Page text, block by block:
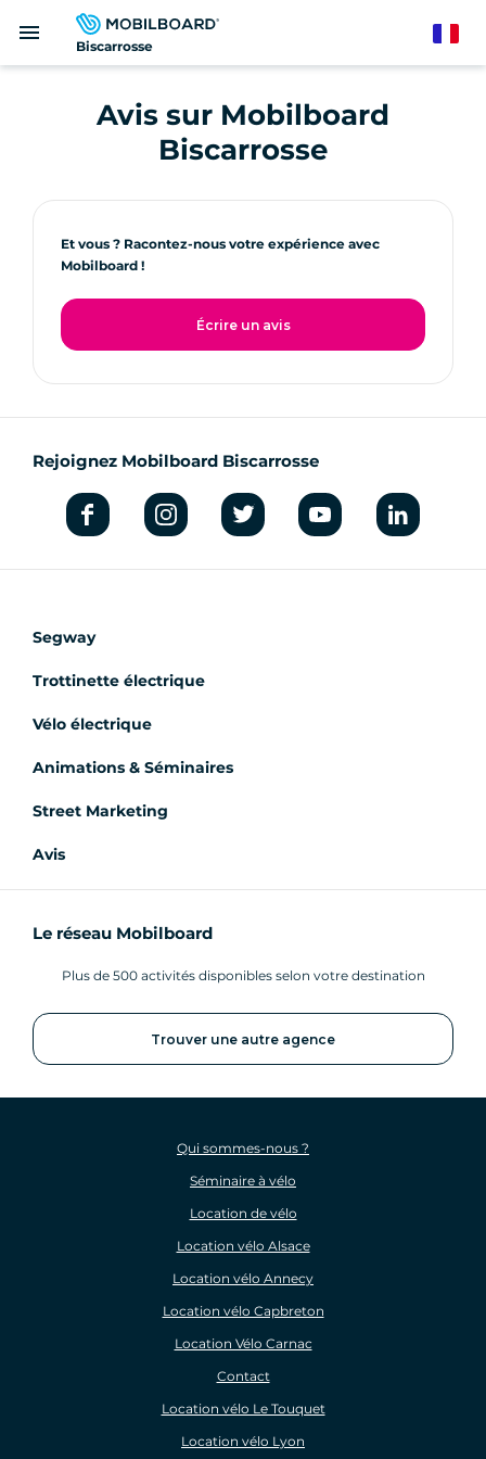
Biscarrosse
menu
Avis sur Mobilboard
Biscarrosse
Et vous ? Racontez-nous votre expérience avec
Mobilboard !
Écrire un avis
Rejoignez Mobilboard Biscarrosse
Segway
Trottinette électrique
Vélo électrique
Animations & Séminaires
Street Marketing
Avis
Le réseau Mobilboard
Plus de 500 activités disponibles selon votre destination
Trouver une autre agence
Qui sommes-nous ?
Séminaire à vélo
Location de vélo
Location vélo Alsace
Location vélo Annecy
Location vélo Capbreton
Location Vélo Carnac
Contact
Location vélo Le Touquet
Location vélo Lyon